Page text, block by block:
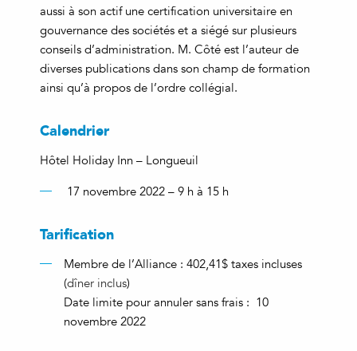
aussi à son actif une certification universitaire en
gouvernance des sociétés et a siégé sur plusieurs
conseils d’administration. M. Côté est l’auteur de
diverses publications dans son champ de formation
ainsi qu’à propos de l’ordre collégial.
Calendrier
Hôtel Holiday Inn – Longueuil
17 novembre 2022 – 9 h à 15 h
Tarification
Membre de l’Alliance : 402,41$ taxes incluses
(dîner inclus)
Date limite pour annuler sans frais : 10
novembre 2022